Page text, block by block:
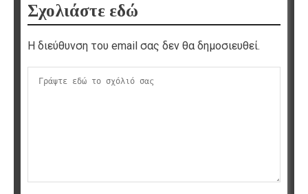
Σχολιάστε εδώ
Η διεύθυνση του email σας δεν θα δημοσιευθεί.